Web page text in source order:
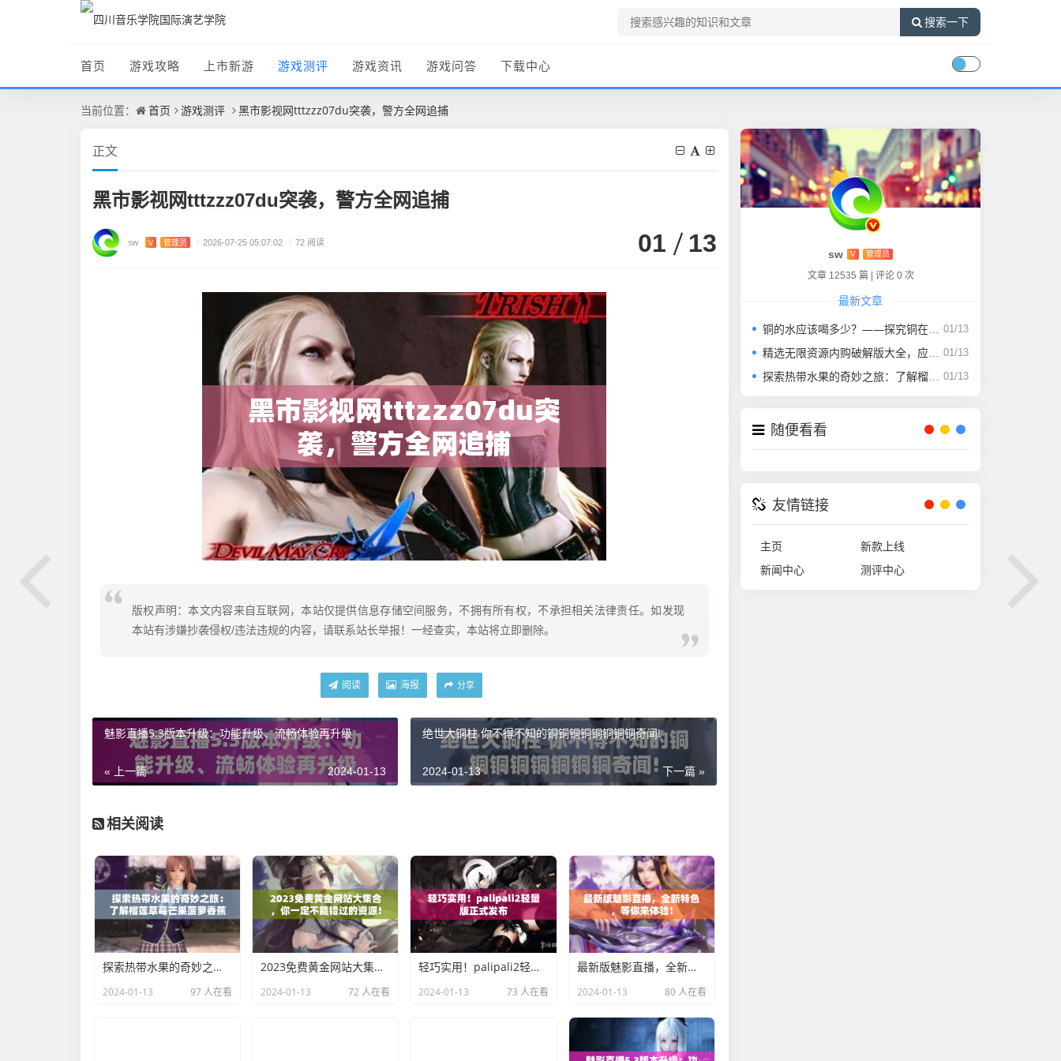
搜索一下
首页 游戏攻略 上市新游 游戏测评 游戏资讯 游戏问答 下载中心
当前位置： 首页 游戏测评 黑市影视网tttzzz07du突袭，警方全网追捕
正文
黑市影视网tttzzz07du突袭，警方全网追捕
sw V 管理员 / 2026-07-25 05:07:02 / 72 阅读 01 13
版权声明：本文内容来自互联网，本站仅提供信息存储空间服务，不拥有所有权，不承担相关法律责任。如发现
本站有涉嫌抄袭侵权/违法违规的内容，请联系站长举报！一经查实，本站将立即删除。
阅读 海报 分享
魅影直播5.3版本升级：功能升级、流畅体验再升级
« 上一篇 2024-01-13
绝世大铜柱 你不得不知的铜铜铜铜铜铜铜铜奇闻!
下一篇 »
2024-01-13
相关阅读
探索热带水果的奇妙之旅：了解榴莲草莓芒果菠萝香蕉的科学秘密
2024-01-13 97 人在看
2023免费黄金网站大集合，你一定不能错过的资源！
2024-01-13 72 人在看
轻巧实用！palipali2轻量版正式发布
2024-01-13 73 人在看
最新版魅影直播，全新特色，等你来体验！
2024-01-13 80 人在看
sw V 管理员
文章 12535 篇 评论 0 次
最新文章
01/13
铜的水应该喝多少？——探究铜在人体中的作用与影响
01/13
精选无限资源内购破解版大全，应有尽有
01/13
探索热带水果的奇妙之旅：了解榴莲草莓芒果菠萝香蕉的科学秘密
随便看看
友情链接
主页
新款上线
新闻中心
测评中心